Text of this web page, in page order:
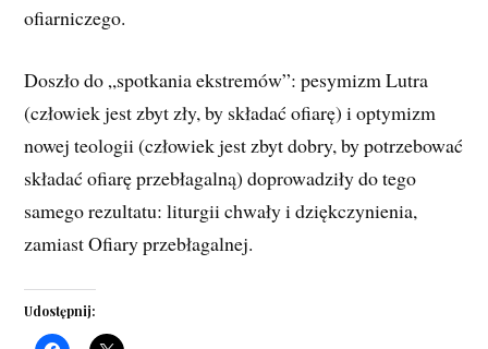
ofiarniczego.
Doszło do „spotkania ekstremów”: pesymizm Lutra
(człowiek jest zbyt zły, by składać ofiarę) i optymizm
nowej teologii (człowiek jest zbyt dobry, by potrzebować
składać ofiarę przebłagalną) doprowadziły do tego
samego rezultatu: liturgii chwały i dziękczynienia,
zamiast Ofiary przebłagalnej.
Udostępnij: